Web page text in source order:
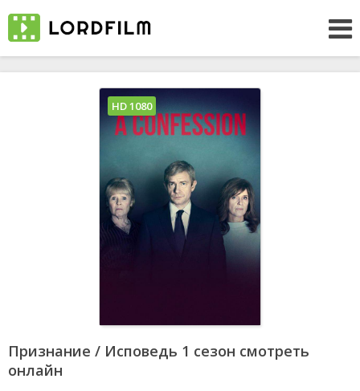
Признание / Исповедь 1 сезон смотреть
онлайн
HD 1080